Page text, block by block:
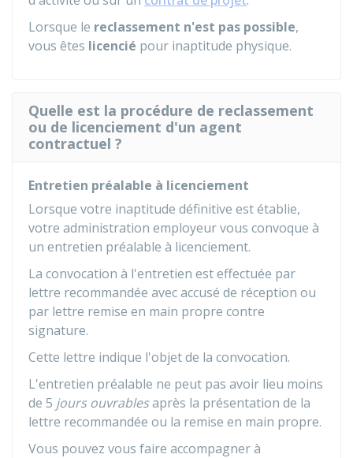
Lorsque le reclassement n'est pas possible,
vous êtes licencié pour inaptitude physique.
Quelle est la procédure de reclassement
ou de licenciement d'un agent
contractuel ?
Entretien préalable à licenciement
Lorsque votre inaptitude définitive est établie,
votre administration employeur vous convoque à
un entretien préalable à licenciement.
La convocation à l'entretien est effectuée par
lettre recommandée avec accusé de réception ou
par lettre remise en main propre contre
signature.
Cette lettre indique l'objet de la convocation.
L'entretien préalable ne peut pas avoir lieu moins
de 5 jours ouvrablesaprès la présentation de la
lettre recommandée ou la remise en main propre.
Vous pouvez vous faire accompagner à